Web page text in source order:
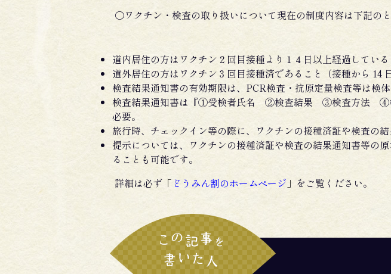
〇ワクチン・検査の取り扱いについて現在の制度内容は下記のと
道内居住の方はワクチン２回目接種より１４日以上経過してい
道外居住の方はワクチン３回目接種済であること（接種から 14
検査結果通知書の有効期限は、PCR検査・抗原定量検査等は検
検査結果通知書は『①受検者氏名 ②検査結果 ③検査方法
必要。
旅行時、チェックイン等の際に、ワクチンの接種済証や検査の
提示については、ワクチンの接種済証や検査の結果通知書等の
ることも可能です。
詳細は必ず 「 どうみん割のホームページ 」 をご覧ください。